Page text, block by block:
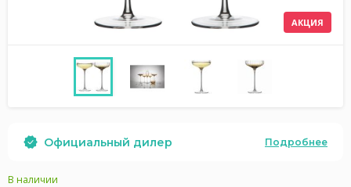
АКЦИЯ
Официальный дилер Подробнее
В наличии